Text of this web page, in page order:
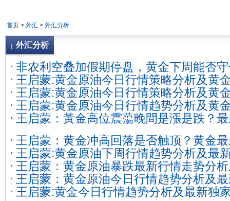
首页> 外汇> 外汇分析
外汇分析
非农利空叠加假期停盘，黄金下周能否
王启蒙:黄金原油今日行情策略分析及黄
作策略布局
王启蒙:黄金原油今日行情策略分析及黄
作策略布局
王启蒙:黄金原油今日行情趋势分析及黄
易操作策略
王启蒙：黃金高位震蕩晚間是漲是跌？
析及操作建議
王启蒙：黄金冲高回落是否触顶？黄金
操作建议
王启蒙:黄金原油下周行情趋势分析及最
作策略建议
王启蒙：黄金原油暴跌最新行情走势分
作建议指导
王启蒙：黄金原油今日行情趋势分析及
作策略建议
王启蒙:黄金今日行情趋势分析及最新独